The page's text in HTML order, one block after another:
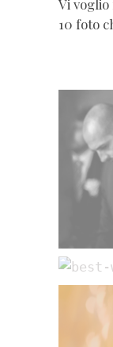
Vi
10 foto